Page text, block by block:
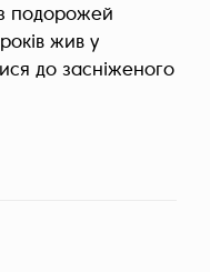
подорожей
жив у
до засніженого